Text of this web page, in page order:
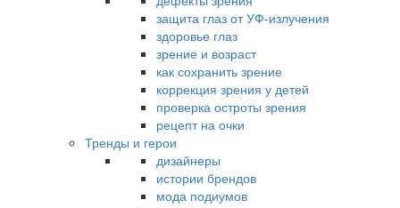
защита глаз от УФ-излучения
здоровье глаз
зрение и возраст
как сохранить зрение
коррекция зрения у детей
проверка остроты зрения
рецепт на очки
Тренды и герои
дизайнеры
истории брендов
мода подиумов